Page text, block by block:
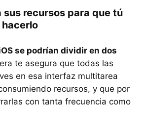
sus recursos para que tú
se podrían dividir en dos
te asegura que todas las
en esa interfaz multitarea
recursos, y que por
con tanta frecuencia como